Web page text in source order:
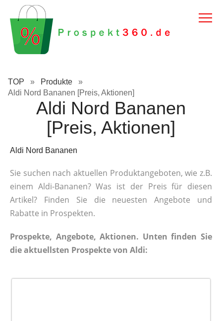
TOP » Produkte
»
Aldi Nord Bananen [Preis, Aktionen]
Aldi Nord Bananen
[Preis, Aktionen]
Aldi Nord Bananen
Sie suchen nach aktuellen Produktangeboten, wie z.B.
einem Aldi-Bananen? Was ist der Preis für diesen
Artikel? Finden Sie die neuesten Angebote und
Rabatte in Prospekten.
Prospekte, Angebote, Aktionen. Unten finden Sie
die aktuellsten Prospekte von Aldi: